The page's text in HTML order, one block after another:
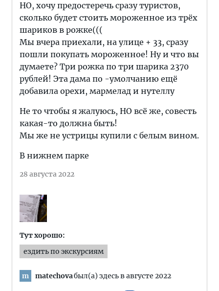
НО, хочу предостеречь сразу туристов,
сколько будет стоить мороженное из трёх
шариков в рожке(((
Мы вчера приехали, на улице + 33, сразу
пошли покупать мороженное! Ну и что вы
думаете? Три рожка по три шарика 2370
рублей! Эта дама по -умолчанию ещё
добавила орехи, мармелад и нутеллу
Не то чтобы я жалуюсь, НО всё же, совесть
какая-то должна быть!
Мы же не устрицы купили с белым вином.
В нижнем парке
28 августа 2022
Тут хорошо:
ездить по экскурсиям
m matechovaбыл(а) здесь в августе 2022